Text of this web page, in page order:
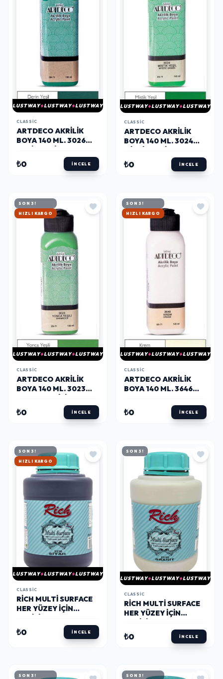
LUSTWAY LUSTWAY LUSTWAY
CLASSIC
ARTDECO AKRILIK
BOYA 140 ML. 3026
₺0 İNCELE
LUSTWAY LUSTWAY LUSTWAY
CLASSIC
ARTDECO AKRILIK
BOYA 140 ML. 3024
₺0 İNCELE
SON 3!
HIZLI KARGO
LUSTWAY LUSTWAY LUSTWAY
CLASSIC
ARTDECO AKRILIK
BOYA 140 ML. 3023
₺0 İNCELE
SON 3!
HIZLI KARGO
LUSTWAY LUSTWAY LUSTWAY
CLASSIC
ARTDECO AKRILIK
BOYA 140 ML. 3646
₺0 İNCELE
SON 3!
HIZLI KARGO
LUSTWAY LUSTWAY LUSTWAY
CLASSIC
RICH MULTI SURFACE
HER YÜZEY İÇIN
GR. 2238 SİYAH
₺0 İNCELE
SON 3!
LUSTWAY LUSTWAY LUSTWAY
CLASSIC
RICH MULTI SURFACE
HER YÜZEY İÇIN
GR. 2110 GRANİT
₺0 İNCELE
SON 3!
SON 3!